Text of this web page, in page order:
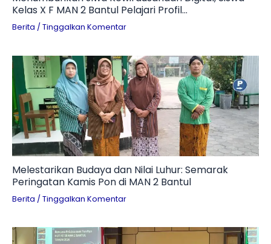
Kelas X F MAN 2 Bantul Pelajari Profil
Technopreneur dan Tantangan Branding UMKM
Berita / Tinggalkan Komentar
Melestarikan Budaya dan Nilai Luhur: Semarak
Peringatan Kamis Pon di MAN 2 Bantul
Berita / Tinggalkan Komentar